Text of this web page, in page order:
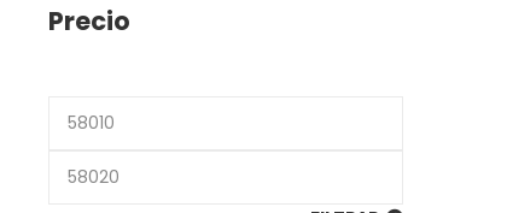
Precio
mínimo
máximo